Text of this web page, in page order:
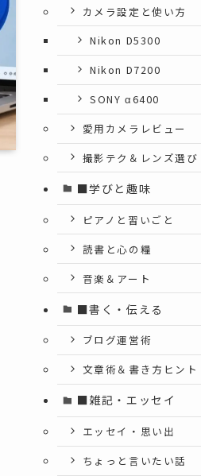
カメラ設定と使い方
Nikon D5300
Nikon D7200
SONY α6400
愛用カメラレビュー
撮影テク＆レンズ選び
■学びと趣味
ピアノと習いごと
読書と心の糧
音楽＆アート
■書く・伝える
ブログ運営術
文章術＆書き方ヒント
■雑記・エッセイ
エッセイ・思い出
ちょっと言いたい話